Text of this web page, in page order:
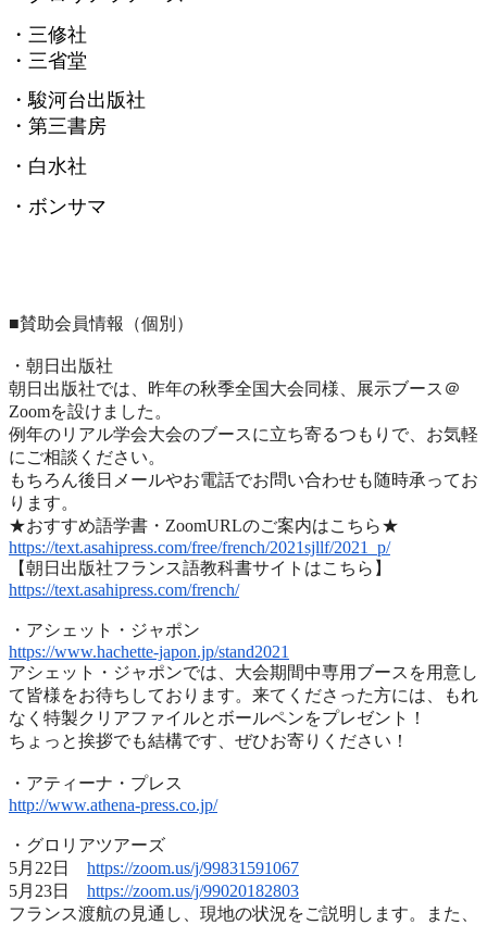
・三修社
・三省堂
・駿河台出版社
・第三書房
・白水社
・ボンサマ
■賛助会員情報（個別）
・朝日出版社
朝日出版社では、昨年の秋季全国大会同様、展示ブース＠
Zoomを設けました。
例年のリアル学会大会のブースに立ち寄るつもりで、 お気軽
にご相談ください。
もちろん後日メールやお電話でお問い合わせも随時承ってお
ります。
★おすすめ語学書・ZoomURLのご案内はこちら★
https://text.asahipress.com/free/french/2021sjllf/2021_p/
【朝日出版社フランス語教科書サイトはこちら】
https://text.asahipress.com/french/
・アシェット・ジャポン
https://www.hachette-japon.jp/stand2021
アシェット・ジャポンでは、 大会期間中専用ブースを用意し
て皆様をお待ちしております。 来てくださった方には、
もれ
なく特製クリアファイルとボールペンをプレゼント！
ちょっと挨拶でも結構です、ぜひお寄りください！
・アティーナ・プレス
http://www.athena-press.co.jp/
・グロリアツアーズ
5月22日 https://zoom.us/j/99831591067
5月23日 https://zoom.us/j/99020182803
フランス渡航の見通し、現地の状況をご説明します。また、